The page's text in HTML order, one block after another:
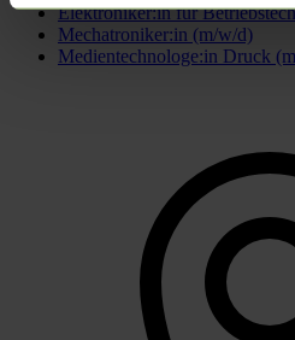
Elektroniker:in für
Mechatroniker:in (m/w/d)
Medientechnologe:in Druck